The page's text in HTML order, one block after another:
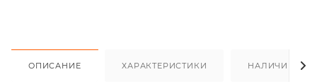
ОПИСАНИЕ ХАРАКТЕРИСТИКИ НАЛИЧИЕ